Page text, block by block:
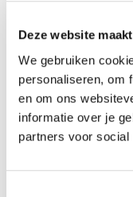
Deze website
We gebruiken
personaliseren, om
en om ons
informatie over je
partners voor social
Van elke kleur is een
kleur kunt
productpagina van
is altijd afhankelijk
de waaiers, daarom
voor de vloer volledig
bekijken in de
houttinten.